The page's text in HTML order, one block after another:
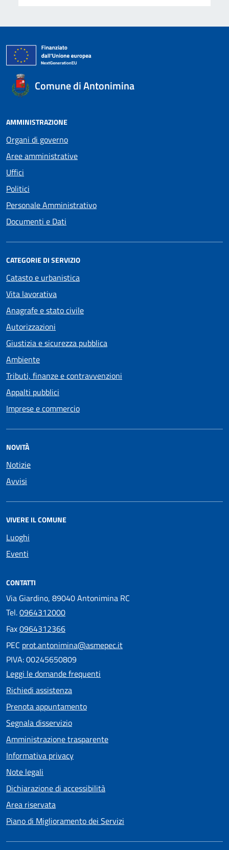
Comune di Antonimina
AMMINISTRAZIONE
Organi di governo
Aree amministrative
Uffici
Politici
Personale Amministrativo
Documenti e Dati
CATEGORIE DI SERVIZIO
Catasto e urbanistica
Vita lavorativa
Anagrafe e stato civile
Autorizzazioni
Giustizia e sicurezza pubblica
Ambiente
Tributi, finanze e contravvenzioni
Appalti pubblici
Imprese e commercio
NOVITÀ
Notizie
Avvisi
VIVERE IL COMUNE
Luoghi
Eventi
CONTATTI
Via Giardino, 89040 Antonimina RC
Tel.0964312000
Fax0964312366
PEC prot.antonimina@asmepec.it
PIVA: 00245650809
Leggi le domande frequenti
Richiedi assistenza
Prenota appuntamento
Segnala disservizio
Amministrazione trasparente
Informativa privacy
Note legali
Dichiarazione di accessibilità
Area riservata
Piano di Miglioramento dei Servizi